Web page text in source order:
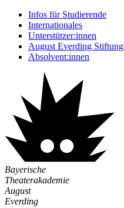
Infos für Studierende
Internationales
Unterstützer:innen
August Everding Stiftung
Absolvent:innen
Bayerische
Theaterakademie
August
Everding